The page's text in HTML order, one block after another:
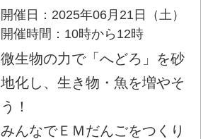
開催日：2025年06月21日（土）
開催時間：10時から12時
微生物の力で「へどろ」を砂
地化し、生き物・魚を増やそ
う！
みんなでＥＭだんごをつくり